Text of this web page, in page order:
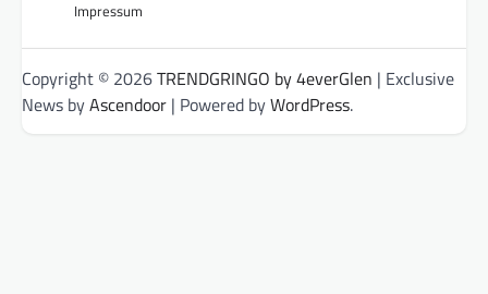
Impressum
Copyright © 2026TRENDGRINGO by 4everGlen | Exclusive
News byAscendoor | Powered byWordPress.